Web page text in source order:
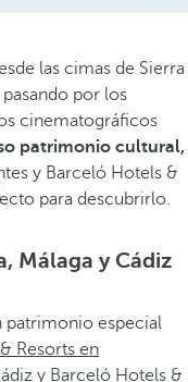
las cimas de Sierra
pasando por los
cinematográficos
patrimonio cultural,
y Barceló Hotels &
para descubrirlo.
Málaga y Cádiz
patrimonio especial
Resorts en
y Barceló Hotels &